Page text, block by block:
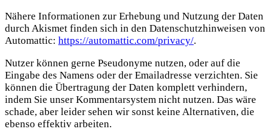
Nähere Informationen zur Erhebung und Nutzung der Daten
durch Akismet finden sich in den Datenschutzhinweisen von
Automattic: https://automattic.com/privacy/.
Nutzer können gerne Pseudonyme nutzen, oder auf die
Eingabe des Namens oder der Emailadresse verzichten. Sie
können die Übertragung der Daten komplett verhindern,
indem Sie unser Kommentarsystem nicht nutzen. Das wäre
schade, aber leider sehen wir sonst keine Alternativen, die
ebenso effektiv arbeiten.